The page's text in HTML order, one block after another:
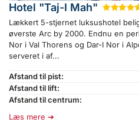
Hotel "Taj-I Mah" ★★★
Lækkert 5-stjernet luksushotel
øverste Arc by 2000. Endnu en
Nor i Val Thorens og Dar-I Nor i
serveret i af...
Afstand til pist:
Afstand til lift:
Afstand til centrum:
Læs mere